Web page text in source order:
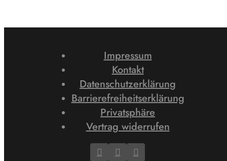
Impressum
Kontakt
Datenschutzerklärung
Barrierefreiheitserklärung
Privatsphäre
Vertrag widerrufen